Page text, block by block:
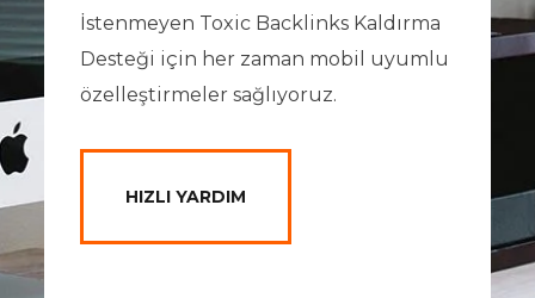
İstenmeyen Toxic Backlinks Kaldırma
Desteği için her zaman mobil uyumlu
özelleştirmeler sağlıyoruz.
HIZLI YARDIM